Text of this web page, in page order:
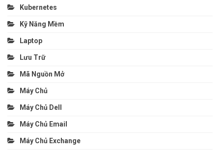
Kubernetes
Kỹ Năng Mềm
Laptop
Lưu Trữ
Mã Nguồn Mở
Máy Chủ
Máy Chủ Dell
Máy Chủ Email
Máy Chủ Exchange